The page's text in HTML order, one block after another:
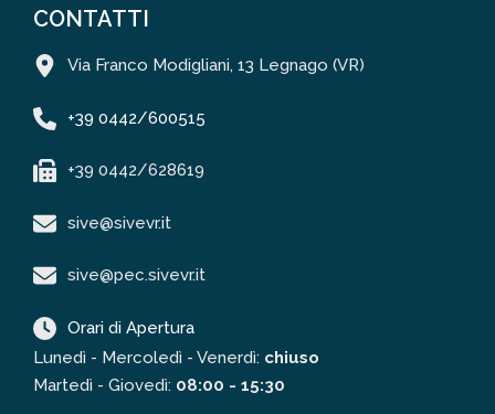
CONTATTI
Via Franco Modigliani, 13 Legnago (VR)
+39 0442/600515
+39 0442/628619
sive@sivevr.it
sive@pec.sivevr.it
Orari di Apertura
Lunedì - Mercoledì - Venerdì: chiuso
Martedì - Giovedì: 08:00 - 15:30